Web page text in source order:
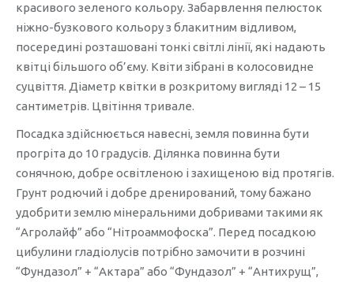
красивого зеленого кольору. Забарвлення пелюсток
ніжно-бузкового кольору з блакитним відливом,
посередині розташовані тонкі світлі лінії, які надають
квітці більшого об’єму. Квіти зібрані в колосовидне
суцвіття. Діаметр квітки в розкритому вигляді 12 – 15
сантиметрів. Цвітіння тривале.
Посадка здійснюється навесні, земля повинна бути
прогріта до 10 градусів. Ділянка повинна бути
сонячною, добре освітленою і захищеною від протягів.
Грунт родючий і добре дренирований, тому бажано
удобрити землю мінеральними добривами такими як
“Агролайф” або “Нітроаммофоска”. Перед посадкою
цибулини гладіолусів потрібно замочити в розчині
“Фундазол” + “Актара” або “Фундазол” + “Антихрущ”,